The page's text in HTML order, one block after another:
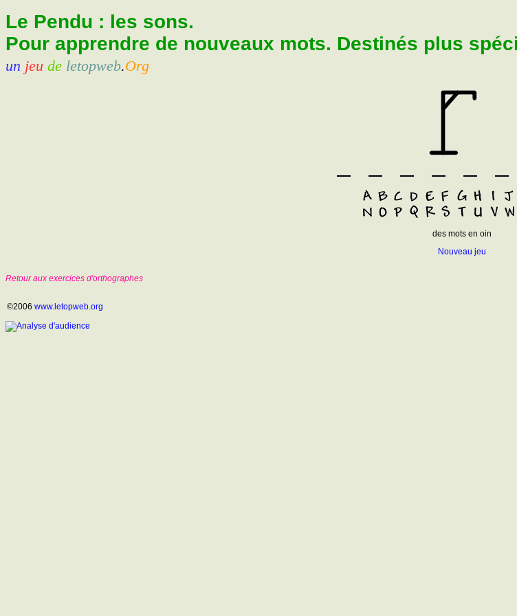
Le Pendu : les sons.
Pour apprendre de nouveaux mots. Destinés plus
un jeu de letopweb.Org
des mots en oin
Nouveau jeu
Retour aux exercices d'orthographes
©2006 www.letopweb.org